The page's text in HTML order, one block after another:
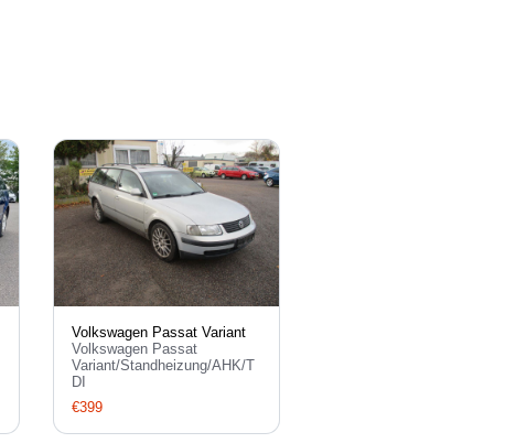
Volkswagen Passat Variant
Volkswagen Passat
Variant/Standheizung/AHK/T
DI
€399